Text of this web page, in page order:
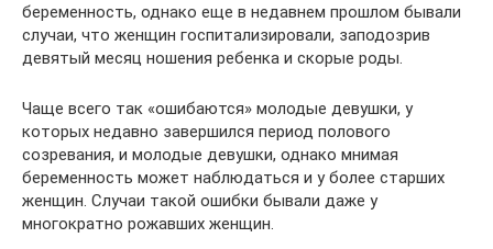
беременность, однако еще в недавнем прошлом бывали
случаи, что женщин госпитализировали, заподозрив
девятый месяц ношения ребенка и скорые роды.
Чаще всего так «ошибаются» молодые девушки, у
которых недавно завершился период полового
созревания, и молодые девушки, однако мнимая
беременность может наблюдаться и у более старших
женщин. Случаи такой ошибки бывали даже у
многократно рожавших женщин.